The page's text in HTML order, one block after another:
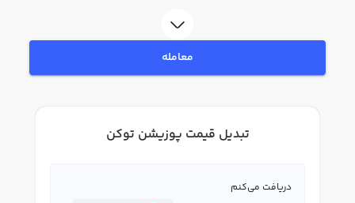
معامله
تبدیل قیمت پوزیشن توکن
دریافت می‌کنم